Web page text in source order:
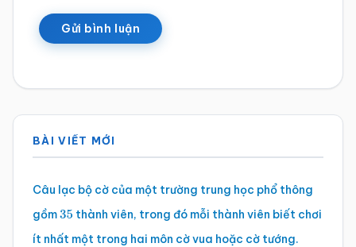
Sidebar
chính
BÀI VIẾT MỚI
Câu lạc bộ cờ của một trường trung học phổ thông
gồm35 thành viên, trong đó mỗi thành viên biết chơi
ít nhất một trong hai môn cờ vua hoặc cờ tướng.